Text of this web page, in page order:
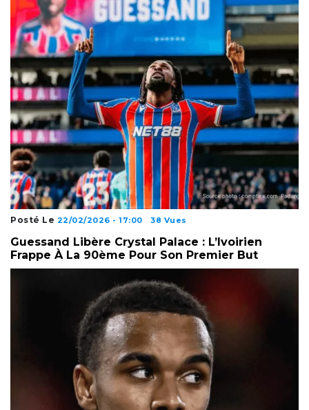
Posté Le 22/02/2026 - 17:00 38 Vues
Guessand Libère Crystal Palace : L’Ivoirien
Frappe À La 90ème Pour Son Premier But